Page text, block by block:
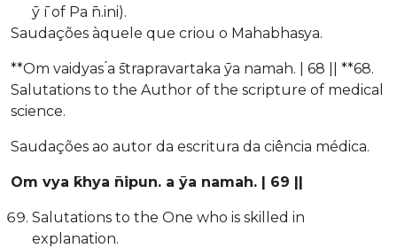
̄y ̄ı of Pa ̄n.ini).
Saudações àquele que criou o Mahabhasya.
**Om vaidyas ́a ̄strapravartaka ̄ya namah. | 68 || **68.
Salutations to the Author of the scripture of medical
science.
Saudações ao autor da escritura da ciência médica.
Om vya ̄khya ̄nipun. a ̄ya namah. | 69 ||
Salutations to the One who is skilled in
explanation.